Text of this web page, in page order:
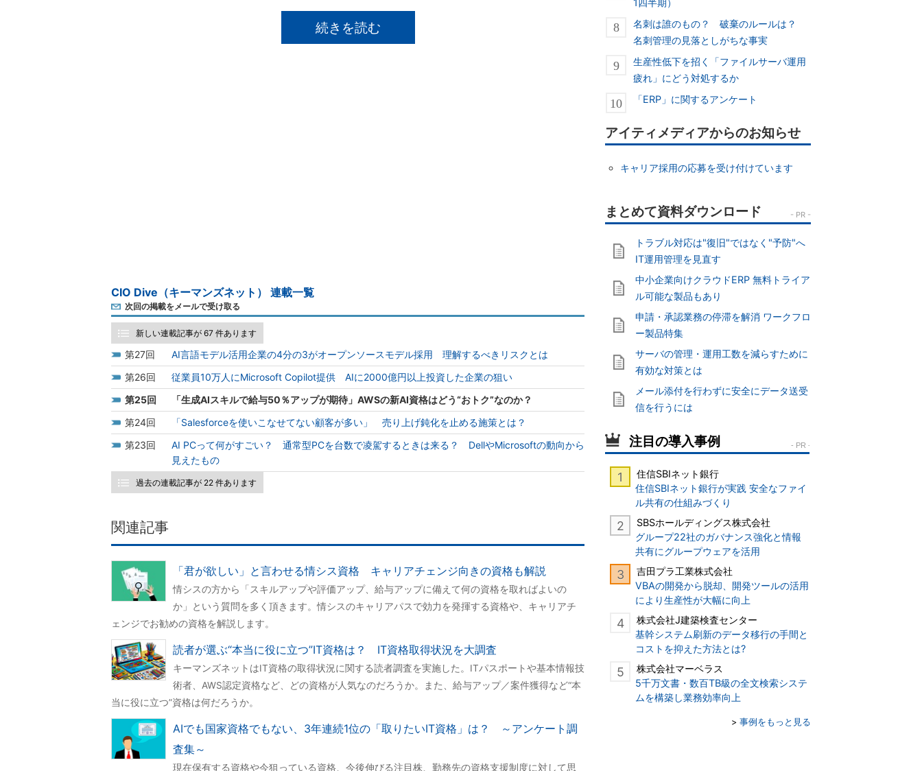
続きを読む
CIO Dive（キーマンズネット） 連載一覧
次回の掲載をメールで受け取る
新しい連載記事が 67 件あります
27
AI言語モデル活用企業の4分の3がオープンソースモデル採用 理解するべきリスクとは
26
従業員10万人にMicrosoft Copilot提供 AIに2000億円以上投資した企業の狙い
25
「生成AIスキルで給与50％アップが期待」AWSの新AI資格はどう“おトク”なのか？
24
「Salesforceを使いこなせてない顧客が多い」 売り上げ鈍化を止める施策とは？
23
AI PCって何がすごい？ 通常型PCを台数で凌駕するときは来る？ DellやMicrosoftの動向から
見えたもの
過去の連載記事が 22 件あります
関連記事
「君が欲しい」と言わせる情シス資格 キャリアチェンジ向きの資格も解説
情シスの方から「スキルアップや評価アップ、給与アップに備えて何の資格を取ればよいの
か」という質問を多く頂きます。情シスのキャリアパスで効力を発揮する資格や、キャリアチ
ェンジでお勧めの資格を解説します。
読者が選ぶ“本当に役に立つ”IT資格は？ IT資格取得状況を大調査
キーマンズネットはIT資格の取得状況に関する読者調査を実施した。ITパスポートや基本情報技
術者、AWS認定資格など、どの資格が人気なのだろうか。また、給与アップ／案件獲得など“本
当に役に立つ”資格は何だろうか。
AIでも国家資格でもない、3年連続1位の「取りたいIT資格」は？ ～アンケート調
査集～
現在保有する資格や今狙っている資格、今後伸びる注目株、勤務先の資格支援制度に対して思
名刺は誰のもの？ 破棄のルールは？
名刺管理の見落としがちな事実
生産性低下を招く「ファイルサーバ運用
疲れ」にどう対処するか
「ERP」に関するアンケート
アイティメディアからのお知らせ
キャリア採用の応募を受け付けています
トラブル対応は"復旧"ではなく"予防"へ
IT運用管理を見直す
中小企業向けクラウドERP 無料トライア
ル可能な製品もあり
申請・承認業務の停滞を解消 ワークフロ
ー製品特集
サーバの管理・運用工数を減らすために
有効な対策とは
メール添付を行わずに安全にデータ送受
信を行うには